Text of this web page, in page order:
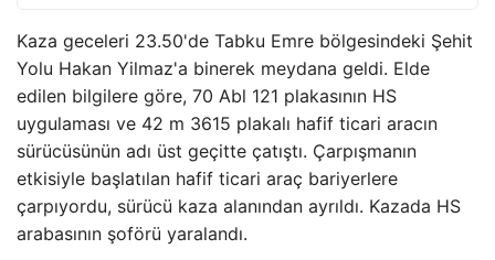
Kaza geceleri 23.50'de Tabku Emre bölgesindeki Şehit
Yolu Hakan Yilmaz'a binerek meydana geldi. Elde
edilen bilgilere göre, 70 Abl 121 plakasının HS
uygulaması ve 42 m 3615 plakalı hafif ticari aracın
sürücüsünün adı üst geçitte çatıştı. Çarpışmanın
etkisiyle başlatılan hafif ticari araç bariyerlere
çarpıyordu, sürücü kaza alanından ayrıldı. Kazada HS
arabasının şoförü yaralandı.